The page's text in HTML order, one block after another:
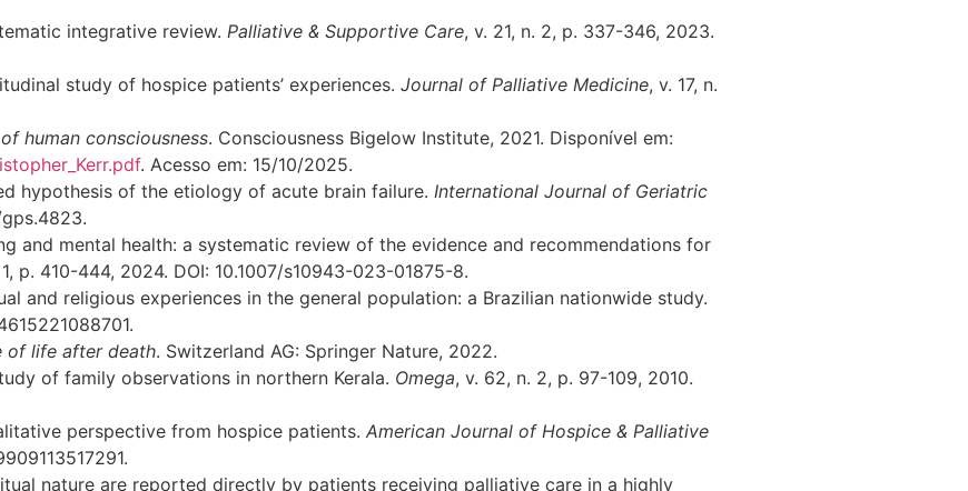
integrative review. Palliative & Supportive Care, v. 21, n. 2, p. 337-346, 2023.
study of hospice patients’ experiences. Journal of Palliative Medicine, v. 17, n.
human consciousness. Consciousness Bigelow Institute, 2021. Disponível em:
. Acesso em: 15/10/2025.
hypothesis of the etiology of acute brain failure. International Journal of Geriatric
gps.4823.
and mental health: a systematic review of the evidence and recommendations for
p. 410-444, 2024. DOI: 10.1007/s10943-023-01875-8.
and religious experiences in the general population: a Brazilian nationwide study.
of life after death. Switzerland AG: Springer Nature, 2022.
of family observations in northern Kerala. Omega, v. 62, n. 2, p. 97-109, 2010.
perspective from hospice patients. American Journal of Hospice & Palliative
nature are reported directly by patients receiving palliative care in a highly